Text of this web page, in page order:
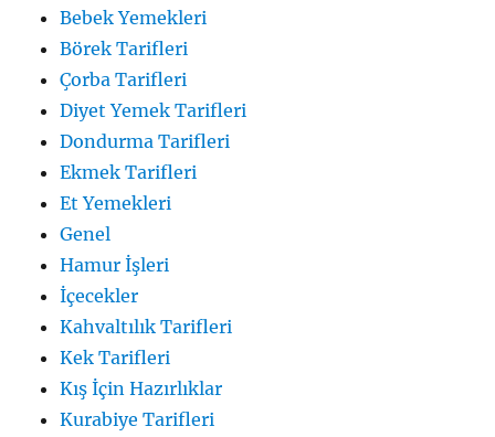
Bebek Yemekleri
Börek Tarifleri
Çorba Tarifleri
Diyet Yemek Tarifleri
Dondurma Tarifleri
Ekmek Tarifleri
Et Yemekleri
Genel
Hamur İşleri
İçecekler
Kahvaltılık Tarifleri
Kek Tarifleri
Kış İçin Hazırlıklar
Kurabiye Tarifleri